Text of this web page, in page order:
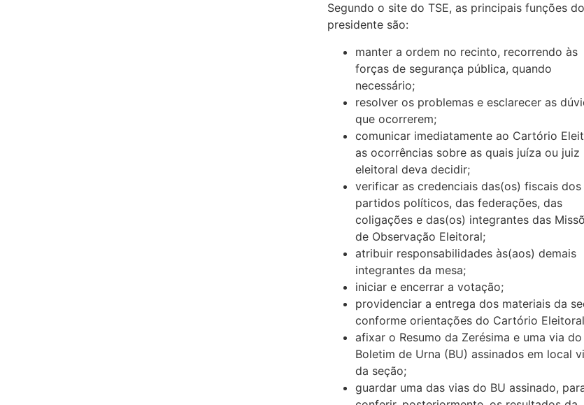
Segundo o site do TSE, as principais funções do
presidente são:
manter a ordem no recinto, recorrendo às
forças de segurança pública, quando
necessário;
resolver os problemas e esclarecer as
que ocorrerem;
comunicar imediatamente ao Cartório
as ocorrências sobre as quais juíza ou juiz
eleitoral deva decidir;
verificar as credenciais das(os) fiscais dos
partidos políticos, das federações, das
coligações e das(os) integrantes das
de Observação Eleitoral;
atribuir responsabilidades às(aos) demais
integrantes da mesa;
iniciar e encerrar a votação;
providenciar a entrega dos materiais da
conforme orientações do Cartório
afixar o Resumo da Zerésima e uma via do
Boletim de Urna (BU) assinados em local
da seção;
guardar uma das vias do BU assinado,